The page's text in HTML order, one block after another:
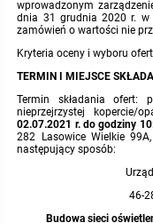
wprowadzonym
dnia 31 grudnia 2020 r. w
zamówień o wartości nie
Kryteria oceny i wyboru
TERMIN I MIEJSCE
Termin składania ofert:
nieprzejrzystej kopercie/
02.07.2021 r. do godziny
282 Lasowice Wielkie
następujący sposób:
46-
Budowa sieci